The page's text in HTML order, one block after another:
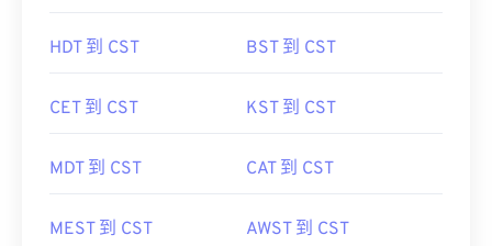
HDT 到 CST BST 到 CST
CET 到 CST KST 到 CST
MDT 到 CST CAT 到 CST
MEST 到 CST AWST 到 CST